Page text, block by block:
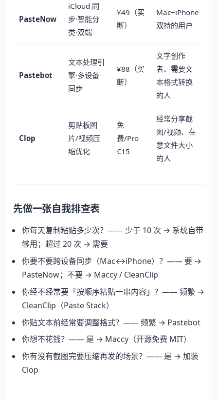
PasteNow
iCloud 同
步·智能分
类·双端
¥49（买
断）
Mac+iPhone
双持的用户
Pastebot
文本处理引
擎·多设备
同步
¥88（买
断）
文字创作
者、需要文
本格式转换
的人
Clop
剪贴板图
片/视频压
缩优化
免
费/Pro
€15
经常分享截
图/视频、在
意文件大小
的人
先做一张自我排查表
你每天复制粘贴多少次？—— 少于 10 次 → 系统自带
够用；超过 20 次 → 需要
你要不要跨设备同步（Mac↔iPhone）？—— 要 →
PasteNow；不要 → Maccy / CleanClip
你经不经常要「按顺序粘贴一串内容」？—— 频繁 →
CleanClip（Paste Stack）
你贴文本前经常要调整格式？—— 频繁 → Pastebot
你想不花钱？—— 是 → Maccy（开源免费 MIT）
你有没有截图完要压缩再发的场景？—— 是 → 加装
Clop